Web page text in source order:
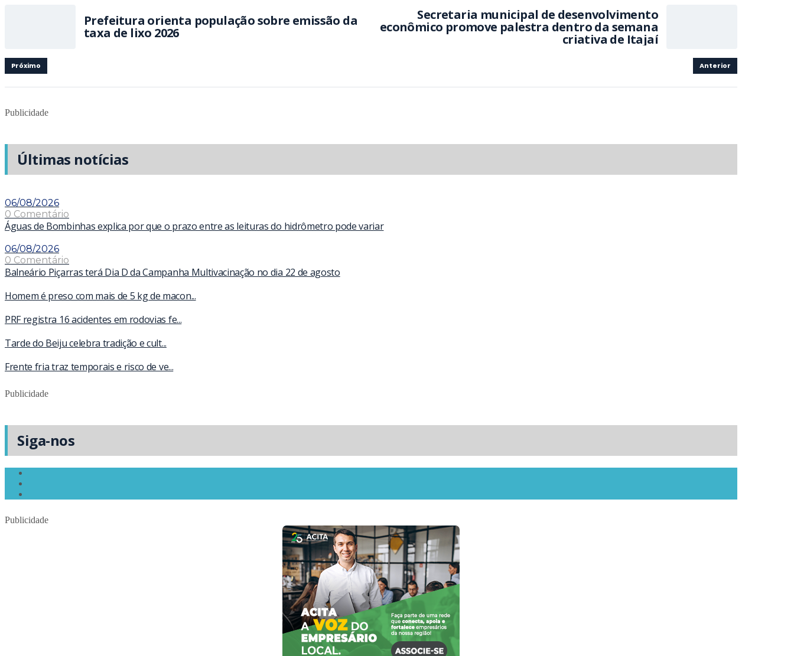
Prefeitura orienta população sobre emissão da
taxa de lixo 2026
Próximo
Secretaria municipal de desenvolvimento
econômico promove palestra dentro da semana
criativa de Itajaí
Anterior
Publicidade
Últimas notícias
06/08/2026
0 Comentário
Águas de Bombinhas explica por que o prazo entre as leituras do hidrômetro pode variar
06/08/2026
0 Comentário
Balneário Piçarras terá Dia D da Campanha Multivacinação no dia 22 de agosto
Homem é preso com mais de 5 kg de macon...
PRF registra 16 acidentes em rodovias fe...
Tarde do Beiju celebra tradição e cult...
Frente fria traz temporais e risco de ve...
Publicidade
Siga-nos
Publicidade